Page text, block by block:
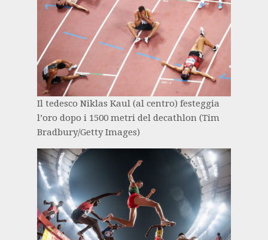
Il tedesco Niklas Kaul (al centro) festeggia
l’oro dopo i 1500 metri del decathlon (Tim
Bradbury/Getty Images)